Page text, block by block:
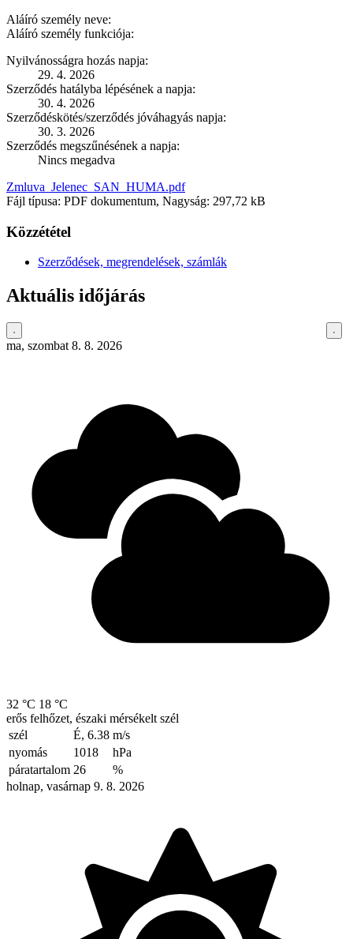
Aláíró személy neve:
Aláíró személy funkciója:
Nyilvánosságra hozás napja:
29. 4. 2026
Szerződés hatályba lépésének a napja:
30. 4. 2026
Szerződéskötés/szerződés jóváhagyás napja:
30. 3. 2026
Szerződés megszűnésének a napja:
Nincs megadva
Zmluva_Jelenec_SAN_HUMA.pdf
Fájl típusa: PDF dokumentum, Nagyság: 297,72 kB
Közzététel
Szerződések, megrendelések, számlák
Aktuális időjárás
ma, szombat 8. 8. 2026
32 °C 18 °C
erős felhőzet, északi mérsékelt szél
szél
É, 6.38 m/s
nyomás
1018
hPa
páratartalom 26
%
holnap, vasárnap 9. 8. 2026